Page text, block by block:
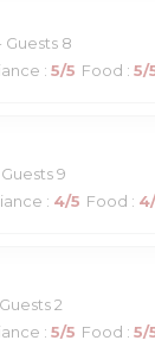
Guests 8
: 5/5 Food : 5/
Guests 9
: 4/5 Food : 4
2
: 5/5 Food : 5/